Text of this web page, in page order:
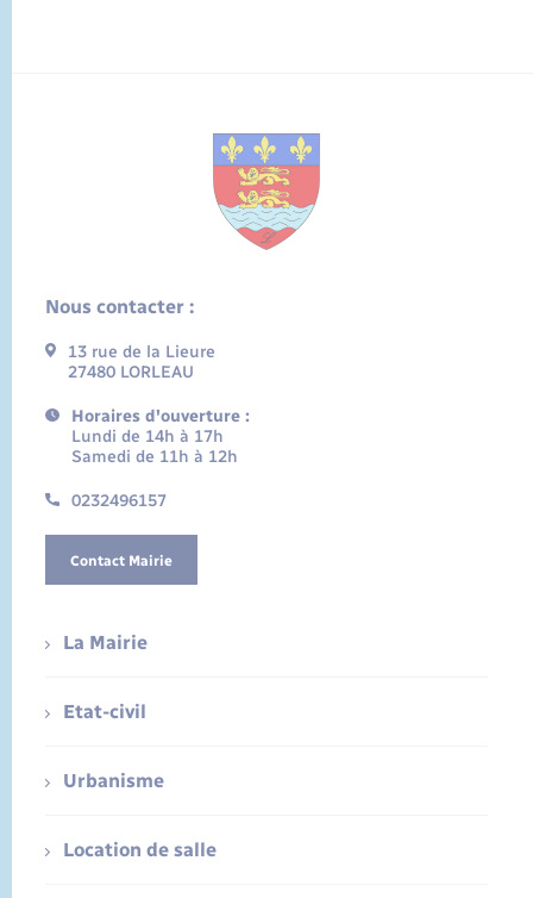
Nous contacter :
13 rue de la Lieure
27480 LORLEAU
Horaires d'ouverture :
Lundi de 14h à 17h
Samedi de 11h à 12h
0232496157
Contact Mairie
La Mairie
Etat-civil
Urbanisme
Location de salle